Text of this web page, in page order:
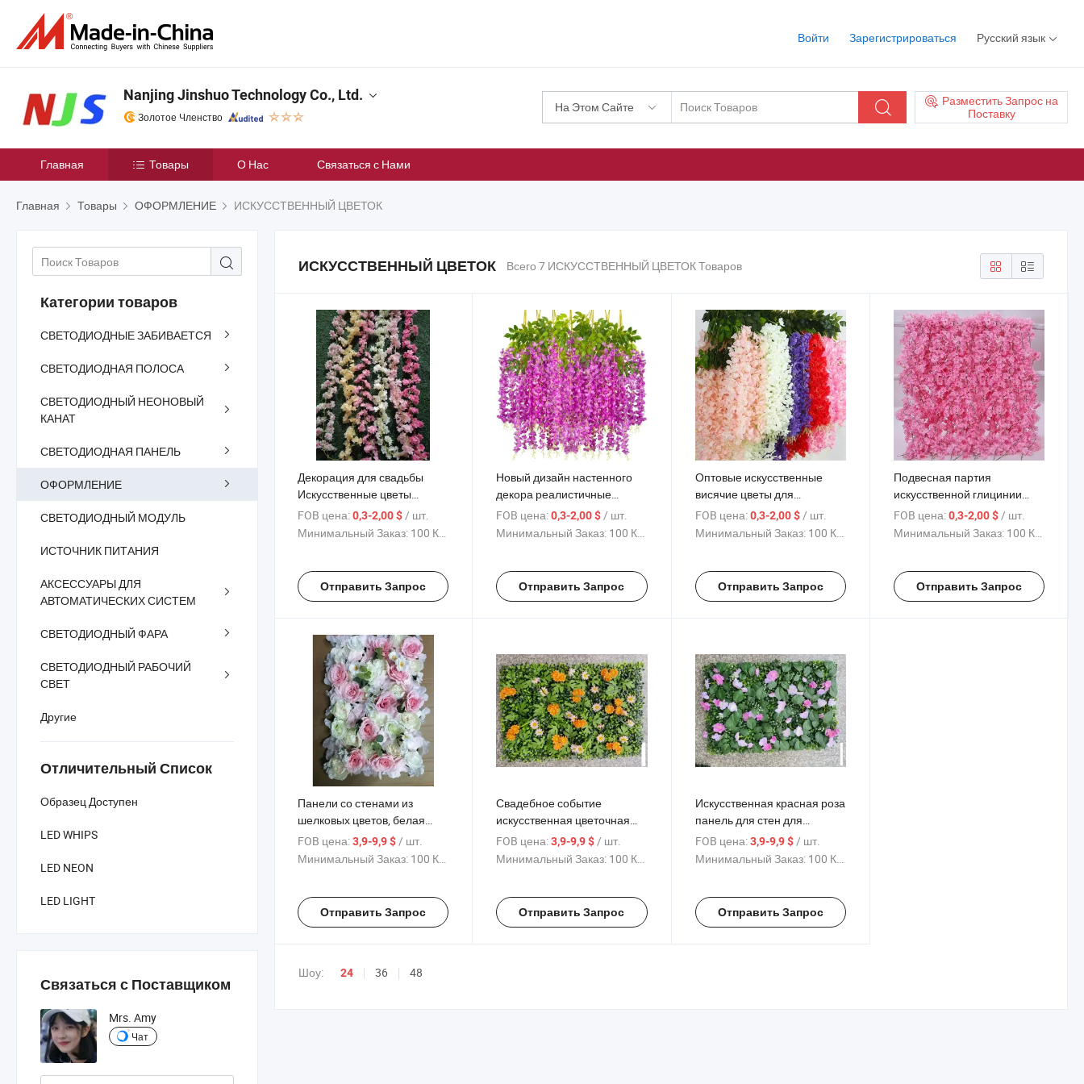
Войти Зарегистрироваться Русский язык
На Этом Сайте
Разместить Запрос на
Поставку
Nanjing Jinshuo Technology Co., Ltd.
Золотое Членство
Главная Товары О Нас Связаться с Нами
Главная Товары ОФОРМЛЕНИЕ ИСКУССТВЕННЫЙ ЦВЕТОК
Категории товаров
СВЕТОДИОДНЫЕ ЗАБИВАЕТСЯ
СВЕТОДИОДНАЯ ПОЛОСА
СВЕТОДИОДНЫЙ НЕОНОВЫЙ
КАНАТ
СВЕТОДИОДНАЯ ПАНЕЛЬ
ОФОРМЛЕНИЕ
СВЕТОДИОДНЫЙ МОДУЛЬ
ИСТОЧНИК ПИТАНИЯ
АКСЕССУАРЫ ДЛЯ
АВТОМАТИЧЕСКИХ СИСТЕМ
СВЕТОДИОДНЫЙ ФАРА
СВЕТОДИОДНЫЙ РАБОЧИЙ
СВЕТ
Другие
Отличительный Список
Образец Доступен
LED WHIPS
LED NEON
LED LIGHT
Связаться с Поставщиком
Mrs. Amy
Чат
ИСКУССТВЕННЫЙ ЦВЕТОК Всего 7 ИСКУССТВЕННЫЙ ЦВЕТОК Товаров
Декорация для свадьбы
Искусственные цветы
глицинии, висящие для
магазина или дома
FOB цена:0,3-2,00 $/ шт.
Минимальный Заказ: 100 Куски
Отправить Запрос
Новый дизайн настенного
декора реалистичные
шелковые цветы глицинии
для свадебной вечеринки
FOB цена: 0,3-2,00 $/ шт.
Минимальный Заказ: 100 Куски
Отправить Запрос
Оптовые искусственные
висячие цветы для
свадебной вечеринки,
церемонии, фона
FOB цена: 0,3-2,00 $/ шт.
Минимальный Заказ: 100 Куски
Отправить Запрос
Подвесная партия
искусственной глицинии
сухие цветы свадебная арка
FOB цена: 0,3-2,00 $/ шт.
Минимальный Заказ: 100 Куски
Отправить Запрос
Панели со стенами из
шелковых цветов, белая
роза, стенка для свадьбы и
вечеринки
FOB цена:3,9-9,9 $ / шт.
Минимальный Заказ: 100 Куски
Отправить Запрос
Свадебное событие
искусственная цветочная
стена из роз для заднего
фона сада для свадебного
FOB цена: 3,9-9,9 $ / шт.
Минимальный Заказ: 100 Куски
Отправить Запрос
Искусственная красная роза
панель для стен для
украшения свадебной
вечеринки
FOB цена: 3,9-9,9 $ / шт.
Минимальный Заказ: 100 Куски
Отправить Запрос
Шоу: 24 36 48